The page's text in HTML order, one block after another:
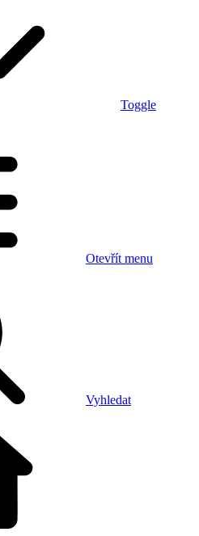
Toggle
Otevřít menu
Vyhledat